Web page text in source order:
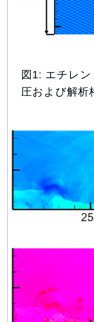
図1: エチレ
圧および解析